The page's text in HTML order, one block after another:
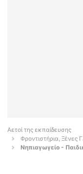
Αετοί της εκπαίδευσης
Φροντιστήρια, Ξένες
Νηπιαγωγείο -